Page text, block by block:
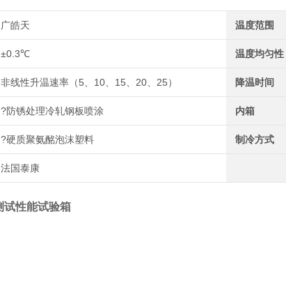
广皓天 温度范围
±0.3℃ 温度均匀性
非线性升温速率（5、10、15、20、25） 降温时间
?防锈处理冷轧钢板喷涂 内箱
?硬质聚氨酩泡沫塑料 制冷方式
法国泰康
试性能试验箱